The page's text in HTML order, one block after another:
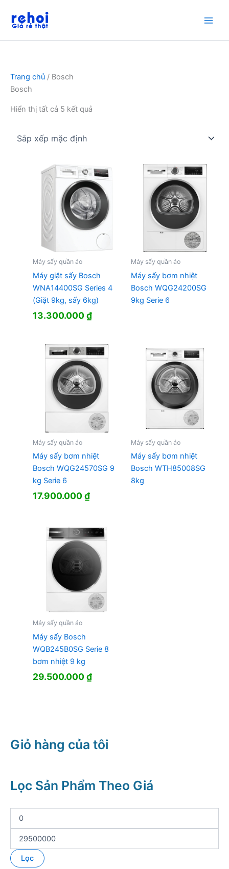
dung
Trang chủ / Bosch
Bosch
Hiển thị tất cả 5 kết quả
Máy sấy quần áo
Máy giặt sấy Bosch
WNA14400SG Series 4
(Giặt 9kg, sấy 6kg)
13.300.000₫
Máy sấy quần áo
Máy sấy bơm nhiệt
Bosch WQG24200SG
9kg Serie 6
Máy sấy quần áo
Máy sấy bơm nhiệt
Bosch WQG24570SG 9
kg Serie 6
17.900.000₫
Máy sấy quần áo
Máy sấy bơm nhiệt
Bosch WTH85008SG
8kg
Máy sấy quần áo
Máy sấy Bosch
WQB245B0SG Serie 8
bơm nhiệt 9 kg
29.500.000₫
Giỏ hàng của tôi
Lọc Sản Phẩm Theo Giá
ố
i
á
t
Lọc